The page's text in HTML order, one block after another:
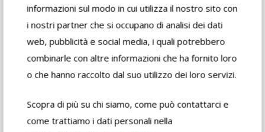
informazioni sul modo in cui utilizza il nostro sito con
i nostri partner che si occupano di analisi dei dati
web, pubblicità e social media, i quali potrebbero
combinarle con altre informazioni che ha fornito loro
o che hanno raccolto dal suo utilizzo dei loro servizi.
Scopra di più su chi siamo, come può contattarci e
come trattiamo i dati personali nella
diluenti disponibili?
SCOPRI TUTTI I DILUENTI